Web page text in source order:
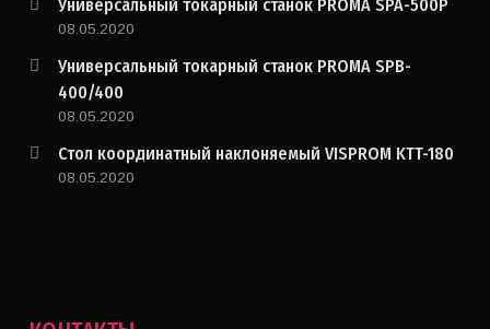
Универсальный токарный станок PROMA SPA-500P
08.05.2020
Универсальный токарный станок PROMA SPB-
400/400
08.05.2020
Стол координатный наклоняемый VISPROM KTT-180
08.05.2020